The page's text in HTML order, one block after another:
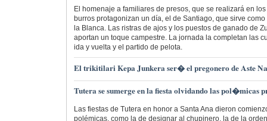
El homenaje a familiares de presos, que se realizará en
burros protagonizan un día, el de Santiago, que sirve
la Blanca. Las ristras de ajos y los puestos de ganado de
aportan un toque campestre. La jornada la completan las
ida y vuelta y el partido de pelota.
El trikitilari Kepa Junkera ser� el pregonero de Aste
Tutera se sumerge en la fiesta olvidando las pol�micas
Las fiestas de Tutera en honor a Santa Ana dieron
polémicas, como la de designar al chupinero, la de la